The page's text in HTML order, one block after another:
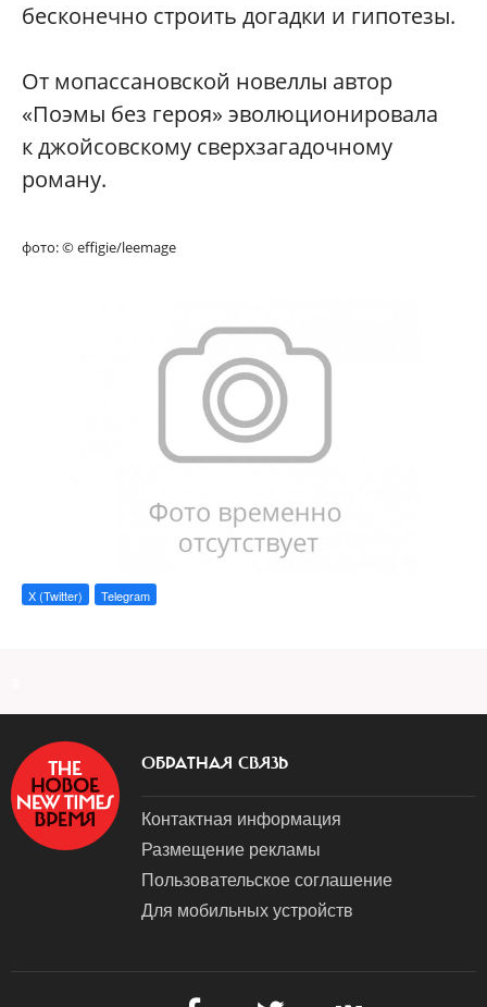
бесконечно строить догадки и гипотезы.
От мопассановской новеллы автор
«Поэмы без героя» эволюционировала
к джойсовскому сверхзагадочному
роману.
фото: © effigie/leemage
X (Twitter) Telegram
ОБРАТНАЯ СВЯЗЬ
Контактная информация
Размещение рекламы
Пользовательское соглашение
Для мобильных устройств